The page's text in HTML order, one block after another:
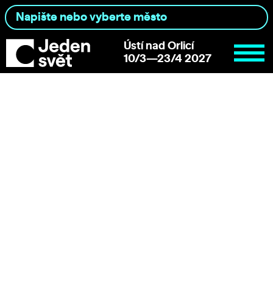
Ústí nad Orlicí
10/3—23/4 2027